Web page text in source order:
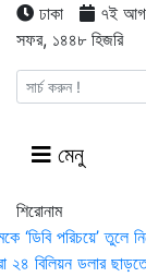
ঢাকা
৭ই
সফর, ১৪৪৮ হিজরি
মেনু
শিরোনাম
‘ডিবি পরিচয়ে’ তুলে
২৪ বিলিয়ন ডলার